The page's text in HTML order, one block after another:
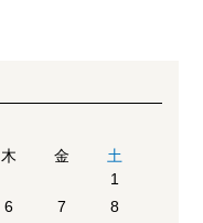
木 金 土
1
6 7
8